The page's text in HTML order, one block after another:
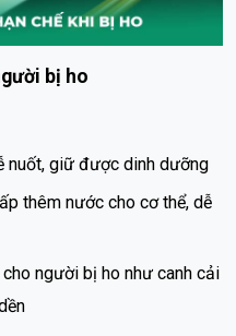
bị ho
nuốt, giữ được dinh dưỡng
thêm nước cho cơ thể, dễ
người bị ho như canh cải